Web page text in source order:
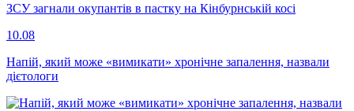
ЗСУ загнали окупантів в пастку на Кінбурнській косі
10.08
Напій, який може «вимикати» хронічне запалення, назвали
дієтологи